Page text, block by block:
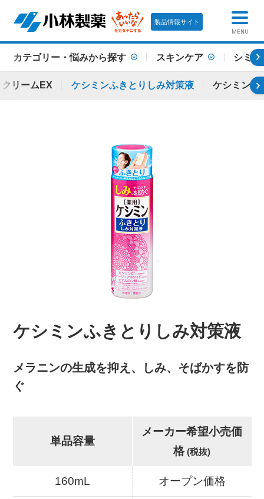
製品情報サイト
MENU
カテゴリー・悩みから探す スキンケア シミ
リームEX ケシミンふきとりしみ対策液 ケシミン
ケシミンふきとりしみ対策液
メラニンの生成を抑え、しみ、そばかすを防
ぐ
単品容量
メーカー希望小売価
格(税抜)
160mL オープン価格